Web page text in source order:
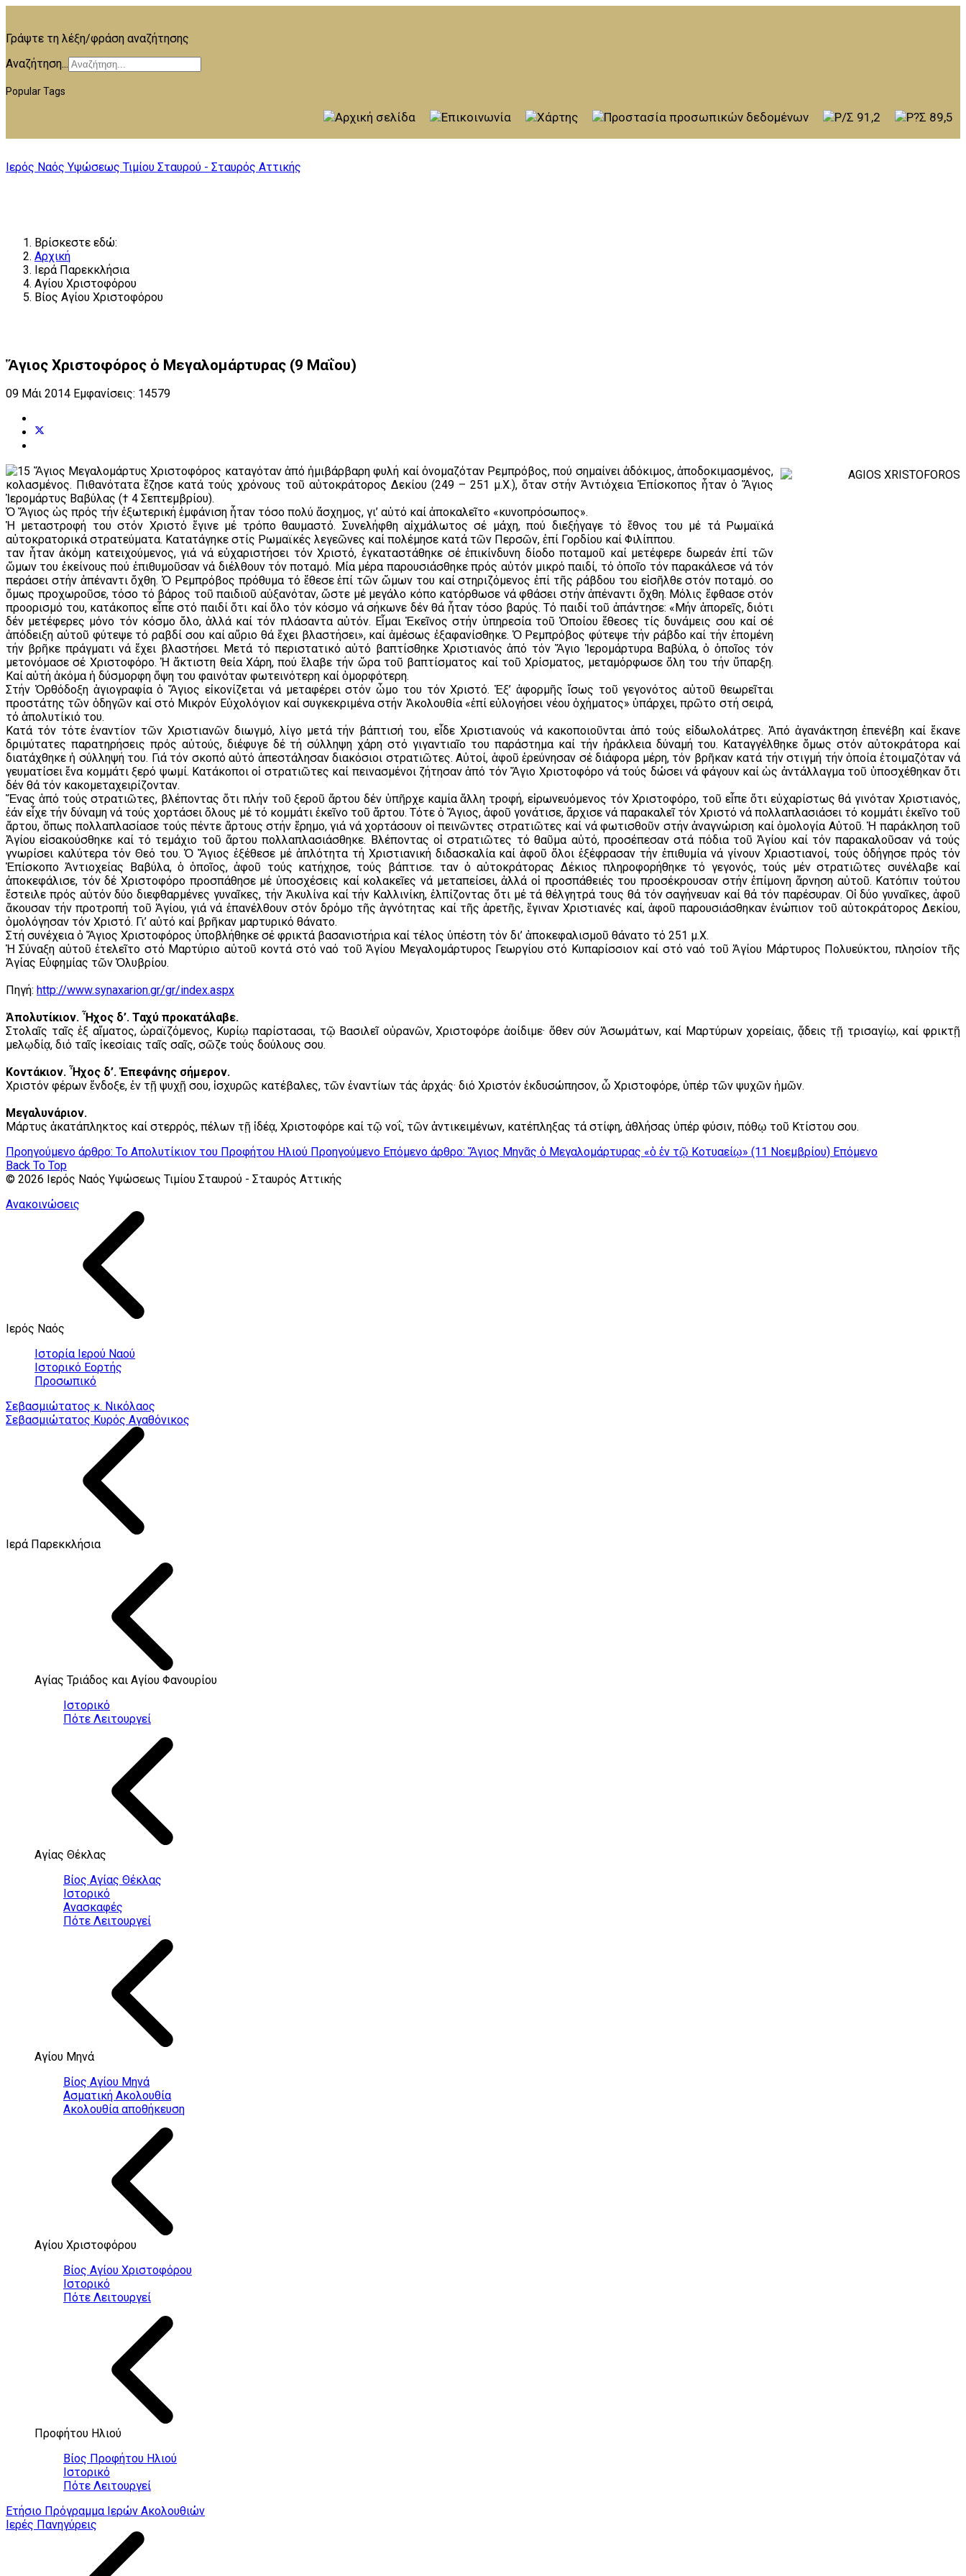
Γράψτε τη λέξη/φράση αναζήτησης
Αναζήτηση...
Popular Tags
Ιερός Ναός Υψώσεως Τιμίου Σταυρού - Σταυρός Αττικής
Βρίσκεστε εδώ:
Αρχική
Ιερά Παρεκκλήσια
Αγίου Χριστοφόρου
Βίος Αγίου Χριστοφόρου
Ἅγιος Χριστοφόρος ὁ Μεγαλομάρτυρας (9 Μαΐου)
09 Μάι 2014 Εμφανίσεις: 14579
Ἅγιος Μεγαλομάρτυς Χριστοφόρος καταγόταν ἀπό ἡμιβάρβαρη φυλή καί ὀνομαζόταν Ρεμπρόβος, πού σημαίνει ἀδόκιμος, ἀποδοκιμασμένος,
κολασμένος. Πιθανότατα ἔζησε κατά τούς χρόνους τοῦ αὐτοκράτορος Δεκίου (249 – 251 μ.Χ.), ὅταν στήν Ἀντιόχεια Ἐπίσκοπος ἦταν ὁ Ἅγιος
Ἱερομάρτυς Βαβύλας († 4 Σεπτεμβρίου).
Ὁ Ἅγιος ὡς πρός τήν ἐξωτερική ἐμφάνιση ἦταν τόσο πολύ ἄσχημος, γι’ αὐτό καί ἀποκαλεῖτο «κυνοπρόσωπος».
Ἡ μεταστροφή του στόν Χριστό ἔγινε μέ τρόπο θαυμαστό. Συνελήφθη αἰχμάλωτος σέ μάχη, πού διεξήγαγε τό ἔθνος του μέ τά Ρωμαϊκά
αὐτοκρατορικά στρατεύματα. Κατατάγηκε στίς Ρωμαϊκές λεγεῶνες καί πολέμησε κατά τῶν Περσῶν, ἐπί Γορδίου καί Φιλίππου.
Ὅταν ἦταν ἀκόμη κατειχούμενος, γιά νά εὐχαριστήσει τόν Χριστό, ἐγκαταστάθηκε σέ ἐπικίνδυνη δίοδο ποταμοῦ καί μετέφερε δωρεάν ἐπί τῶν
ὤμων του ἐκείνους πού ἐπιθυμοῦσαν νά διέλθουν τόν ποταμό. Μία μέρα παρουσιάσθηκε πρός αὐτόν μικρό παιδί, τό ὁποῖο τόν παρακάλεσε νά τόν
περάσει στήν ἀπέναντι ὄχθη. Ὁ Ρεμπρόβος πρόθυμα τό ἔθεσε ἐπί τῶν ὤμων του καί στηριζόμενος ἐπί τῆς ράβδου του εἰσῆλθε στόν ποταμό. Ὅσο
ὅμως προχωροῦσε, τόσο τό βάρος τοῦ παιδιοῦ αὐξανόταν, ὥστε μέ μεγάλο κόπο κατόρθωσε νά φθάσει στήν ἀπέναντι ὄχθη. Μόλις ἔφθασε στόν
προορισμό του, κατάκοπος εἶπε στό παιδί ὅτι καί ὅλο τόν κόσμο νά σήκωνε δέν θά ἦταν τόσο βαρύς. Τό παιδί τοῦ ἀπάντησε: «Μήν ἀπορεῖς, διότι
δέν μετέφερες μόνο τόν κόσμο ὅλο, ἀλλά καί τόν πλάσαντα αὐτόν. Εἶμαι Ἐκεῖνος στήν ὑπηρεσία τοῦ Ὁποίου ἔθεσες τίς δυνάμεις σου καί σέ
ἀπόδειξη αὐτοῦ φύτεψε τό ραβδί σου καί αὔριο θά ἔχει βλαστήσει», καί ἀμέσως ἐξαφανίσθηκε. Ὁ Ρεμπρόβος φύτεψε τήν ράβδο καί τήν ἑπομένη
τήν βρῆκε πράγματι νά ἔχει βλαστήσει. Μετά τό περιστατικό αὐτό βαπτίσθηκε Χριστιανός ἀπό τόν Ἅγιο Ἱερομάρτυρα Βαβύλα, ὁ ὁποῖος τόν
μετονόμασε σέ Χριστοφόρο. Ἡ ἄκτιστη θεία Χάρη, πού ἔλαβε τήν ὥρα τοῦ βαπτίσματος καί τοῦ Χρίσματος, μεταμόρφωσε ὅλη του τήν ὕπαρξη.
Καί αὐτή ἀκόμα ἡ δύσμορφη ὄψη του φαινόταν φωτεινότερη καί ὀμορφότερη.
Στήν Ὀρθόδοξη ἁγιογραφία ὁ Ἅγιος εἰκονίζεται νά μεταφέρει στόν ὦμο του τόν Χριστό. Ἐξ’ ἀφορμῆς ἴσως τοῦ γεγονότος αὐτοῦ θεωρεῖται
προστάτης τῶν ὁδηγῶν καί στό Μικρόν Εὐχολόγιον καί συγκεκριμένα στήν Ἀκολουθία «ἐπί εὐλογήσει νέου ὀχήματος» ὑπάρχει, πρῶτο στή σειρά,
τό ἀπολυτίκιό του.
Κατά τόν τότε ἐναντίον τῶν Χριστιανῶν διωγμό, λίγο μετά τήν βάπτισή του, εἶδε Χριστιανούς νά κακοποιοῦνται ἀπό τούς εἰδωλολάτρες. Ἀπό ἀγανάκτηση ἐπενέβη καί ἔκανε
δριμύτατες παρατηρήσεις πρός αὐτούς, διέφυγε δέ τή σύλληψη χάρη στό γιγαντιαῖο του παράστημα καί τήν ἡράκλεια δύναμή του. Καταγγέλθηκε ὅμως στόν αὐτοκράτορα καί
διατάχθηκε ἡ σύλληψή του. Γιά τόν σκοπό αὐτό ἀπεστάλησαν διακόσιοι στρατιῶτες. Αὐτοί, ἀφοῦ ἐρεύνησαν σέ διάφορα μέρη, τόν βρῆκαν κατά τήν στιγμή τήν ὁποία ἑτοιμαζόταν νά
γευματίσει ἕνα κομμάτι ξερό ψωμί. Κατάκοποι οἱ στρατιῶτες καί πεινασμένοι ζήτησαν ἀπό τόν Ἅγιο Χριστοφόρο νά τούς δώσει νά φάγουν καί ὡς ἀντάλλαγμα τοῦ ὑποσχέθηκαν ὅτι
δέν θά τόν κακομεταχειρίζονταν.
Ἕνας ἀπό τούς στρατιῶτες, βλέποντας ὅτι πλήν τοῦ ξεροῦ ἄρτου δέν ὑπῆρχε καμία ἄλλη τροφή, εἰρωνευόμενος τόν Χριστοφόρο, τοῦ εἶπε ὅτι εὐχαρίστως θά γινόταν Χριστιανός,
ἐάν εἶχε τήν δύναμη νά τούς χορτάσει ὅλους μέ τό κομμάτι ἐκεῖνο τοῦ ἄρτου. Τότε ὁ Ἅγιος, ἀφοῦ γονάτισε, ἄρχισε νά παρακαλεῖ τόν Χριστό νά πολλαπλασιάσει τό κομμάτι ἐκεῖνο τοῦ
ἄρτου, ὅπως πολλαπλασίασε τούς πέντε ἄρτους στήν ἔρημο, γιά νά χορτάσουν οἱ πεινῶντες στρατιῶτες καί νά φωτισθοῦν στήν ἀναγνώριση καί ὁμολογία Αὐτοῦ. Ἡ παράκληση τοῦ
Ἁγίου εἰσακούσθηκε καί τό τεμάχιο τοῦ ἄρτου πολλαπλασιάσθηκε. Βλέποντας οἱ στρατιῶτες τό θαῦμα αὐτό, προσέπεσαν στά πόδια τοῦ Ἁγίου καί τόν παρακαλοῦσαν νά τούς
γνωρίσει καλύτερα τόν Θεό του. Ὁ Ἅγιος ἐξέθεσε μέ ἁπλότητα τή Χριστιανική διδασκαλία καί ἀφοῦ ὅλοι ἐξέφρασαν τήν ἐπιθυμία νά γίνουν Χριαστιανοί, τούς ὁδήγησε πρός τόν
Ἐπίσκοπο Ἀντιοχείας Βαβύλα, ὁ ὁποῖος, ἀφοῦ τούς κατήχησε, τούς βάπτισε. Ὅταν ὁ αὐτοκράτορας Δέκιος πληροφορήθηκε τό γεγονός, τούς μέν στρατιῶτες συνέλαβε καί
ἀποκεφάλισε, τόν δέ Χριστοφόρο προσπάθησε μέ ὑποσχέσεις καί κολακεῖες νά μεταπείσει, ἀλλά οἱ προσπάθειές του προσέκρουσαν στήν ἐπίμονη ἄρνηση αὐτοῦ. Κατόπιν τούτου
ἔστειλε πρός αὐτόν δύο διεφθαρμένες γυναῖκες, τήν Ἀκυλίνα καί τήν Καλλινίκη, ἐλπίζοντας ὅτι μέ τά θέλγητρά τους θά τόν σαγήνευαν καί θά τόν παρέσυραν. Οἱ δύο γυναῖκες, ἀφοῦ
ἄκουσαν τήν προτροπή τοῦ Ἁγίου, γιά νά ἐπανέλθουν στόν δρόμο τῆς ἁγνότητας καί τῆς ἀρετῆς, ἔγιναν Χριστιανές καί, ἀφοῦ παρουσιάσθηκαν ἐνώπιον τοῦ αὐτοκράτορος Δεκίου,
ὁμολόγησαν τόν Χριστό. Γι’ αὐτό καί βρῆκαν μαρτυρικό θάνατο.
Στή συνέχεια ὁ Ἅγιος Χριστοφόρος ὑποβλήθηκε σέ φρικτά βασανιστήρια καί τέλος ὑπέστη τόν δι’ ἀποκεφαλισμοῦ θάνατο τό 251 μ.Χ.
Ἡ Σύναξη αὐτοῦ ἐτελεῖτο στό Μαρτύριο αὐτοῦ κοντά στό ναό τοῦ Ἁγίου Μεγαλομάρτυρος Γεωργίου στό Κυπαρίσσιον καί στό ναό τοῦ Ἁγίου Μάρτυρος Πολυεύκτου, πλησίον τῆς
Ἁγίας Εὐφημίας τῶν Ὀλυβρίου.
Πηγή: http://www.synaxarion.gr/gr/index.aspx
Ἀπολυτίκιον. Ἦχος δ’. Ταχύ προκατάλαβε.
Στολαῖς ταῖς ἐξ αἵματος, ὡραϊζόμενος, Κυρίῳ παρίστασαι, τῷ Βασιλεῖ οὐρανῶν, Χριστοφόρε ἀοίδιμε· ὅθεν σύν Ἀσωμάτων, καί Μαρτύρων χορείαις, ᾄδεις τῇ τρισαγίῳ, καί φρικτῇ
μελῳδίᾳ, διό ταῖς ἱκεσίαις ταῖς σαῖς, σῶζε τούς δούλους σου.
Κοντάκιον. Ἦχος δ’. Ἐπεφάνης σήμερον.
Χριστόν φέρων ἔνδοξε, ἐν τῇ ψυχῇ σου, ἰσχυρῶς κατέβαλες, τῶν ἐναντίων τάς ἀρχάς· διό Χριστόν ἐκδυσώπησον, ὦ Χριστοφόρε, ὑπέρ τῶν ψυχῶν ἡμῶν.
Μεγαλυνάριον.
Μάρτυς ἀκατάπληκτος καί στερρός, πέλων τῇ ἰδέᾳ, Χριστοφόρε καί τῷ νοΐ, τῶν ἀντικειμένων, κατέπληξας τά στίφη, ἀθλήσας ὑπέρ φύσιν, πόθῳ τοῦ Κτίστου σου.
Προηγούμενο άρθρο: Το Απολυτίκιον του Προφήτου Ηλιού Προηγούμενο Επόμενο άρθρο: Ἅγιος Μηνᾶς ὁ Μεγαλομάρτυρας «ὁ ἐν τῷ Κοτυαείῳ» (11 Νοεμβρίου) Επόμενο
Back To Top
© 2026 Ιερός Ναός Υψώσεως Τιμίου Σταυρού - Σταυρός Αττικής
Ανακοινώσεις
Ιερός Ναός
Ιστορία Ιερού Ναού
Ιστορικό Εορτής
Προσωπικό
Σεβασμιώτατος κ. Νικόλαος
Σεβασμιώτατος Κυρός Αγαθόνικος
Ιερά Παρεκκλήσια
Αγίας Τριάδος και Αγίου Φανουρίου
Ιστορικό
Πότε Λειτουργεί
Αγίας Θέκλας
Βίος Αγίας Θέκλας
Ιστορικό
Ανασκαφές
Πότε Λειτουργεί
Αγίου Μηνά
Βίος Αγίου Μηνά
Ασματική Ακολουθία
Ακολουθία αποθήκευση
Αγίου Χριστοφόρου
Βίος Αγίου Χριστοφόρου
Ιστορικό
Πότε Λειτουργεί
Προφήτου Ηλιού
Βίος Προφήτου Ηλιού
Ιστορικό
Πότε Λειτουργεί
Ετήσιο Πρόγραμμα Ιερών Ακολουθιών
Ιερές Πανηγύρεις